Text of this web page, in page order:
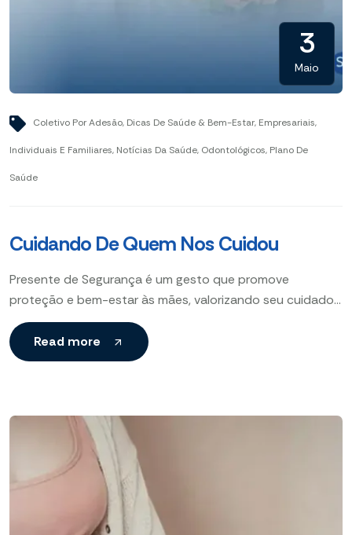
3
Maio
Coletivo Por Adesão, Dicas De Saúde & Bem-Estar, Empresariais,
Individuais E Familiares, Notícias Da Saúde, Odontológicos, Plano De
Saúde
Cuidando De Quem Nos Cuidou
Presente de Segurança é um gesto que promove
proteção e bem-estar às mães, valorizando seu cuidado
por meio de itens que aumentam a segurança e
Read more